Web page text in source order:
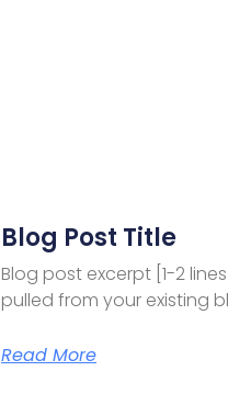
Blog Post Title
Blog post excerpt [1-2
pulled from your existing
Read More